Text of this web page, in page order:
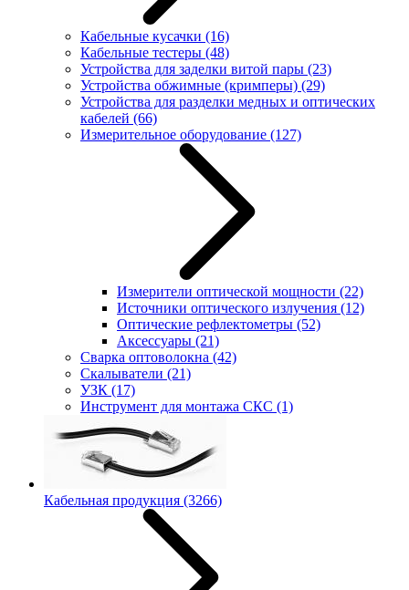
Кабельные кусачки (16)
Кабельные тестеры (48)
Устройства для заделки витой пары (23)
Устройства обжимные (кримперы) (29)
Устройства для разделки медных и оптических
кабелей (66)
Измерительное оборудование (127)
Измерители оптической мощности (22)
Источники оптического излучения (12)
Оптические рефлектометры (52)
Аксессуары (21)
Сварка оптоволокна (42)
Скалыватели (21)
УЗК (17)
Инструмент для монтажа СКС (1)
Кабельная продукция (3266)